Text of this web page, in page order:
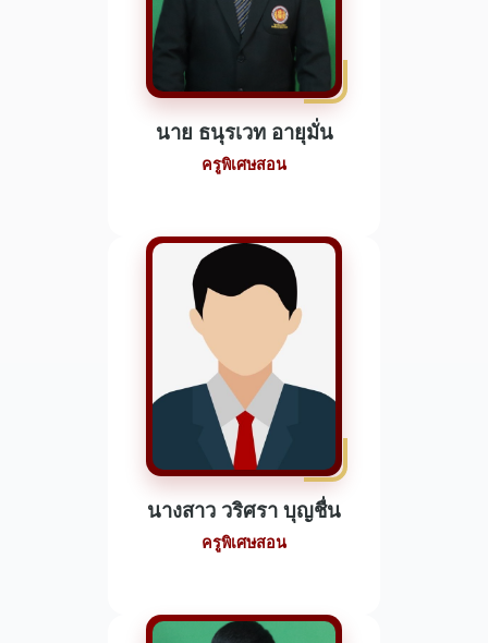
นาย ธนุรเวท อายุมั่น
ครูพิเศษสอน
นางสาว วริศรา บุญชื่น
ครูพิเศษสอน